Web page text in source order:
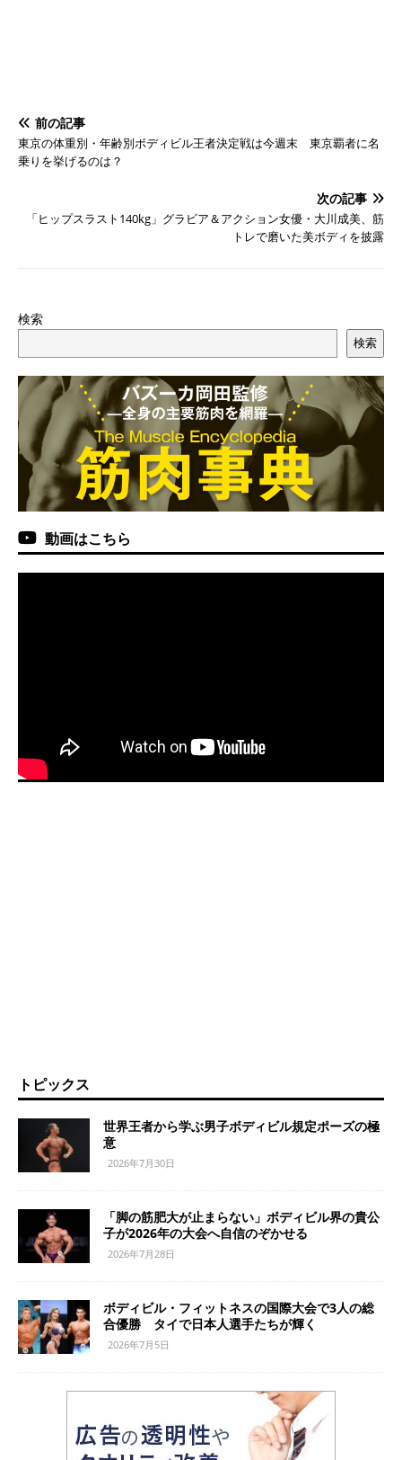
前の記事
東京の体重別・年齢別ボディビル王者決定戦は今週末 東京覇者に名
乗りを挙げるのは？
次の記事
「ヒップスラスト140kg」グラビア＆アクション女優・大川成美、筋
トレで磨いた美ボディを披露
検索
検索
動画はこちら
トピックス
世界王者から学ぶ男子ボディビル規定ポーズの極
意
2026年7月30日
「脚の筋肥大が止まらない」ボディビル界の貴公
子が2026年の大会へ自信のぞかせる
2026年7月28日
ボディビル・フィットネスの国際大会で3人の総
合優勝 タイで日本人選手たちが輝く
2026年7月5日